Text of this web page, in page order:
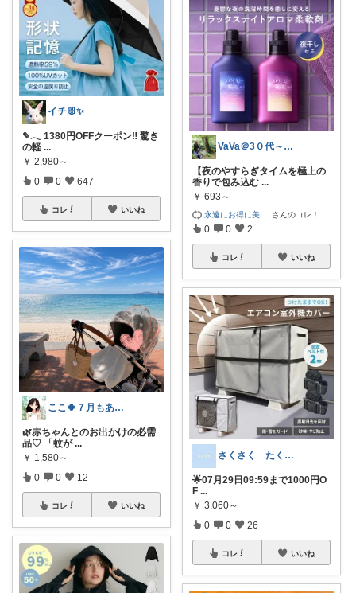
イチ🐰✨
✎𓂃 1380円OFFクーポン‼ 驚き
の軽 ...
￥ 2,980～
0 0 647
コレ いいね
ここ🍀７月もありがとう🍀
🌿赤ちゃんとのお出かけの必需
品♡ 「蚊が ...
￥ 1,580～
0 0 12
コレ いいね
VaVa＠3０代～初めての都内暮らし
【夜のやすらぎタイムを極上の
香りで包み込む ...
￥ 693～
永遠にお得に美 さんのコレ！
0 0 2
コレ いいね
さくさく たくさんの訪問感謝です🙇
🌟07月29日09:59まで1000円O
F ...
￥ 3,060～
0 0 26
コレ いいね